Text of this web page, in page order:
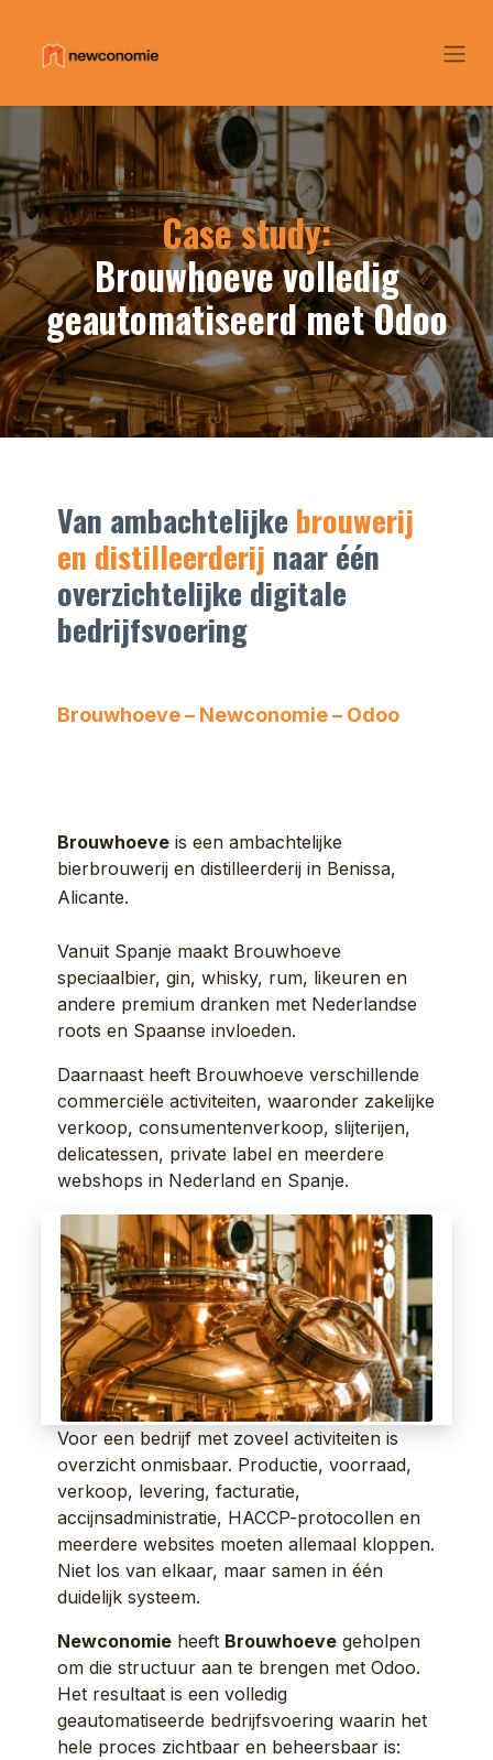
Case study:
Brouwhoeve volledig
geautomatiseerd met Odoo
Van ambachtelijke brouwerij
en distilleerderij naar één
overzichtelijke digitale
bedrijfsvoering
Brouwhoeve – Newconomie – Odoo
Brouwhoeve is een ambachtelijke
bierbrouwerij en distilleerderij in Benissa,
Alicante.
Vanuit Spanje maakt Brouwhoeve
speciaalbier, gin, whisky, rum, likeuren en
andere premium dranken met Nederlandse
roots en Spaanse invloeden.
Daarnaast heeft Brouwhoeve verschillende
commerciële activiteiten, waaronder zakelijke
verkoop, consumentenverkoop, slijterijen,
delicatessen, private label en meerdere
webshops in Nederland en Spanje.
Voor een bedrijf met zoveel activiteiten is
overzicht onmisbaar. Productie, voorraad,
verkoop, levering, facturatie,
accijnsadministratie, HACCP-protocollen en
meerdere websites moeten allemaal kloppen.
Niet los van elkaar, maar samen in één
duidelijk systeem.
Newconomie heeft Brouwhoeve geholpen
om die structuur aan te brengen met Odoo.
Het resultaat is een volledig
geautomatiseerde bedrijfsvoering waarin het
hele proces zichtbaar en beheersbaar is: